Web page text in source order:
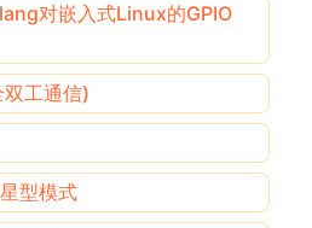
对嵌入式Linux的GPIO
工通信)
型模式